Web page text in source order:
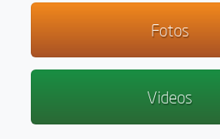
Fotos
Videos